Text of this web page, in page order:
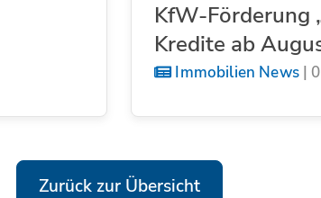
KfW-Förderung
Kredite ab
Immobilien News|
Zurück zur Übersicht